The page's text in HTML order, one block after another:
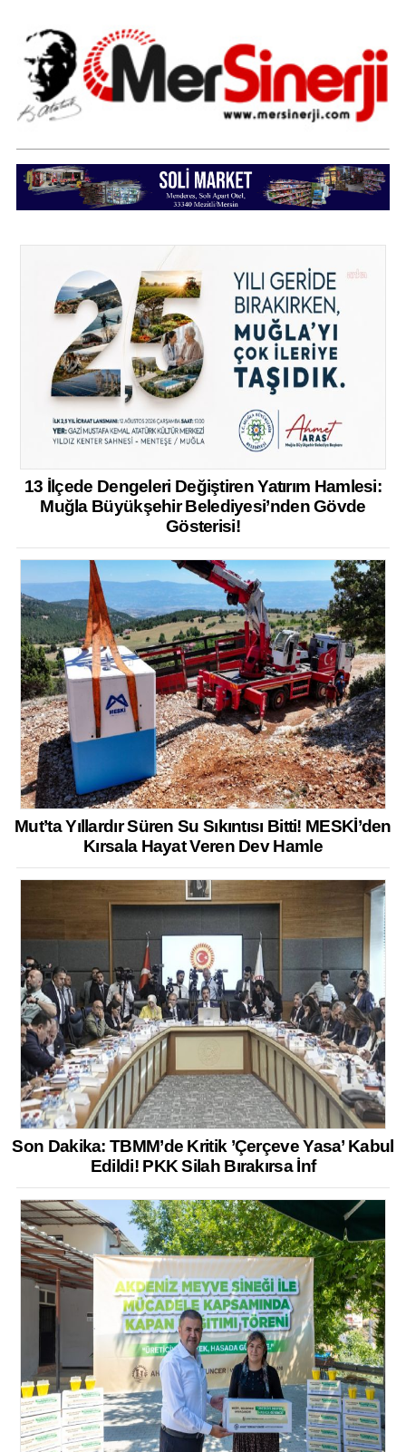
13 İlçede Dengeleri Değiştiren Yatırım Hamlesi:
Muğla Büyükşehir Belediyesi’nden Gövde
Gösterisi!
Mut’ta Yıllardır Süren Su Sıkıntısı Bitti! MESKİ’den
Kırsala Hayat Veren Dev Hamle
Son Dakika: TBMM’de Kritik ’Çerçeve Yasa’ Kabul
Edildi! PKK Silah Bırakırsa İnf